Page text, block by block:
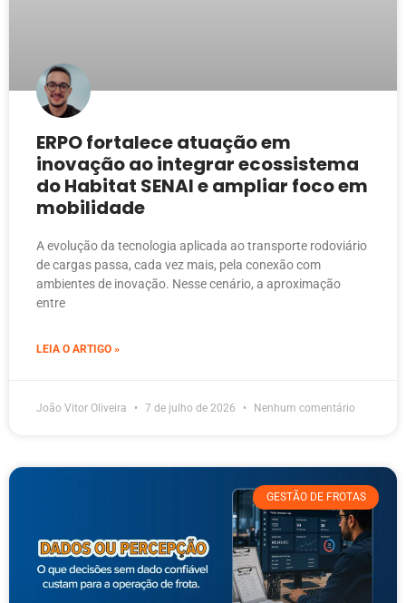
ERPO fortalece atuação em
inovação ao integrar ecossistema
do Habitat SENAI e ampliar foco em
mobilidade
A evolução da tecnologia aplicada ao transporte rodoviário
de cargas passa, cada vez mais, pela conexão com
ambientes de inovação. Nesse cenário, a aproximação
entre
LEIA O ARTIGO »
João Vitor Oliveira 7 de julho de 2026 Nenhum comentário
GESTÃO DE FROTAS